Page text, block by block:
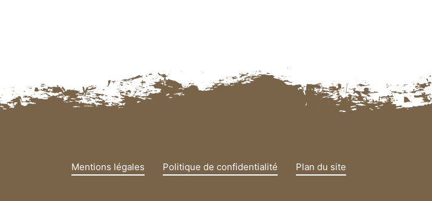
Mentions légales
Politique de confidentialité Plan du site